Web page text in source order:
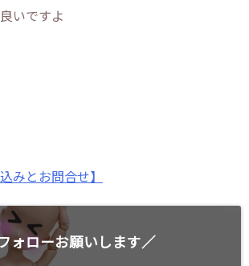
いですよ
みとお問合せ】
ォローお願いします／